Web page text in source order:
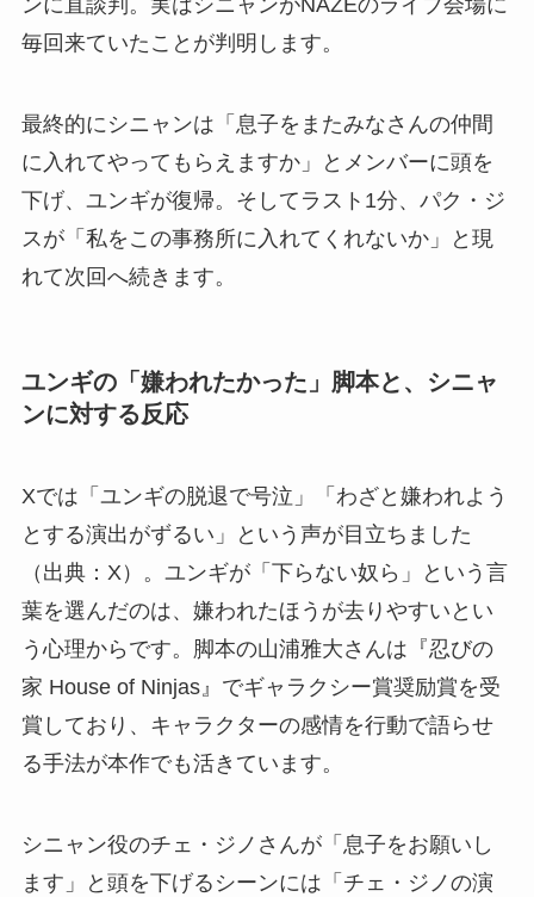
毎回来ていたことが判明します。
最終的にシニャンは「息子をまたみなさんの仲間
に入れてやってもらえますか」とメンバーに頭を
下げ、ユンギが復帰。そしてラスト1分、パク・ジ
スが「私をこの事務所に入れてくれないか」と現
れて次回へ続きます。
ユンギの「嫌われたかった」脚本と、シニャ
ンに対する反応
Xでは「ユンギの脱退で号泣」「わざと嫌われよう
とする演出がずるい」という声が目立ちました
（出典：X）。ユンギが「下らない奴ら」という言
葉を選んだのは、嫌われたほうが去りやすいとい
う心理からです。脚本の山浦雅大さんは『忍びの
家 House of Ninjas』でギャラクシー賞奨励賞を受
賞しており、キャラクターの感情を行動で語らせ
る手法が本作でも活きています。
シニャン役のチェ・ジノさんが「息子をお願いし
ます」と頭を下げるシーンには「チェ・ジノの演